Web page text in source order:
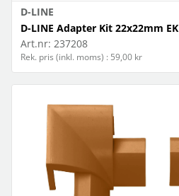
D-LINE
D-LINE Adapter Kit 22x22mm EK
Art.nr: 237208
Rek. pris (inkl. moms) : 59,00 kr